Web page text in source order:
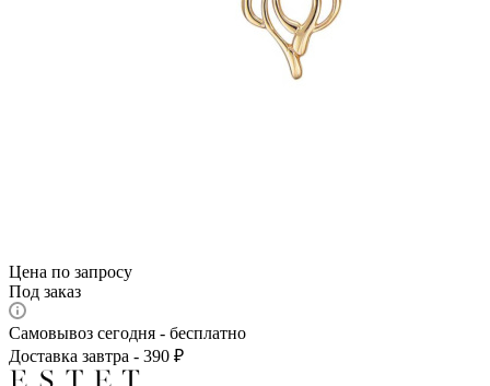
Цена по запросу
Под заказ
Самовывоз сегодня - бесплатно
Доставка завтра - 390 ₽